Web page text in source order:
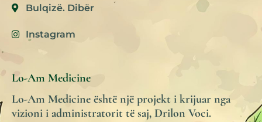
Bulqizë. Dibër
Instagram
Lo-Am Medicine
Lo-Am Medicine është një projekt i krijuar nga
vizioni i administratorit të saj, Drilon Voci.